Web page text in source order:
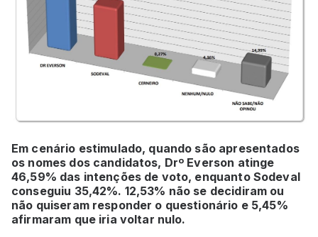
Em cenário estimulado, quando são apresentados
os nomes dos candidatos, Drº Everson atinge
46,59% das intenções de voto, enquanto Sodeval
conseguiu 35,42%. 12,53% não se decidiram ou
não quiseram responder o questionário e 5,45%
afirmaram que iria voltar nulo.